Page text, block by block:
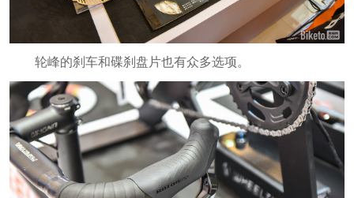
轮峰的刹车和碟刹盘片也有众多选项。